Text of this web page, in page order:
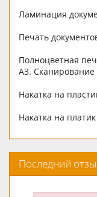
Ламинация
Печать
Полноцветная
А3. Сканирование
Накатка на
Накатка на
Последний